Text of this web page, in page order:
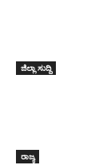
ಜಿಲ್ಲಾ ಸುದ್ದಿ
ರಾಜ್ಯ